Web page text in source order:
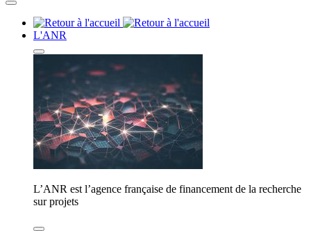
L'ANR
L’ANR est l’agence française de financement de la recherche
sur projets